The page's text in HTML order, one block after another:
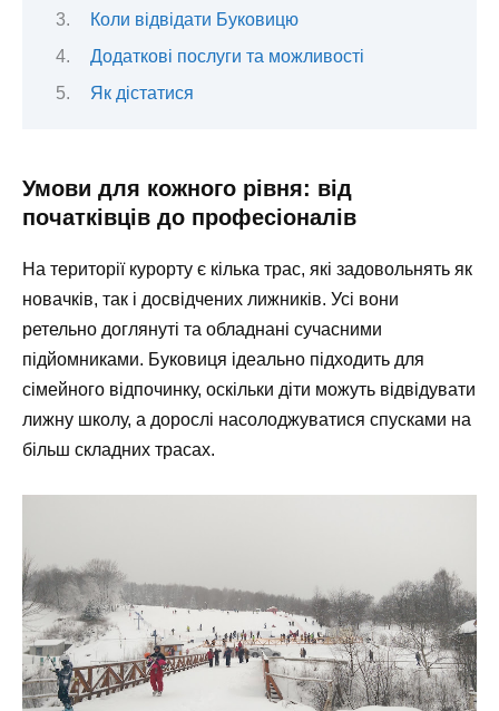
Коли відвідати Буковицю
Додаткові послуги та можливості
Як дістатися
Умови для кожного рівня: від
початківців до професіоналів
На території курорту є кілька трас, які задовольнять як
новачків, так і досвідчених лижників. Усі вони
ретельно доглянуті та обладнані сучасними
підйомниками. Буковиця ідеально підходить для
сімейного відпочинку, оскільки діти можуть відвідувати
лижну школу, а дорослі насолоджуватися спусками на
більш складних трасах.